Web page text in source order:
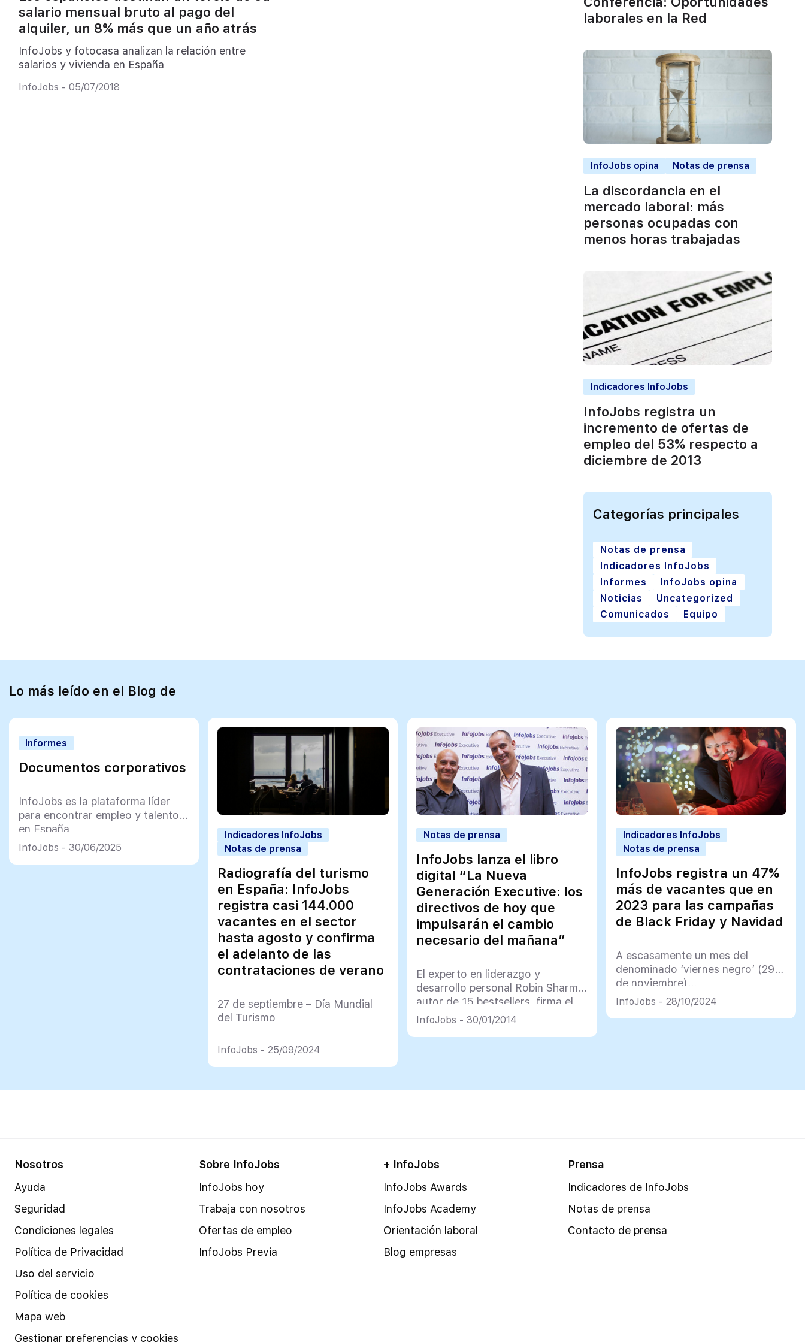
salario mensual bruto al pago del
alquiler, un 8% más que un año atrás
InfoJobs y fotocasa analizan la relación entre
salarios y vivienda en España
InfoJobs - 05/07/2018
laborales en la Red
InfoJobs opina Notas de prensa
La discordancia en el
mercado laboral: más
personas ocupadas con
menos horas trabajadas
Indicadores InfoJobs
InfoJobs registra un
incremento de ofertas de
empleo del 53% respecto a
diciembre de 2013
Categorías principales
Notas de prensa
Indicadores InfoJobs
Informes
InfoJobs opina
Noticias
Uncategorized
Comunicados
Equipo
Lo más leído en el Blog de
Informes
Documentos corporativos
InfoJobs es la plataforma líder
para encontrar empleo y talento
en España
InfoJobs - 30/06/2025
Indicadores InfoJobs
Notas de prensa
Radiografía del turismo
en España: InfoJobs
registra casi 144.000
vacantes en el sector
hasta agosto y confirma
el adelanto de las
contrataciones de verano
27 de septiembre – Día Mundial
del Turismo
InfoJobs - 25/09/2024
Notas de prensa
InfoJobs lanza el libro
digital “La Nueva
Generación Executive: los
directivos de hoy que
impulsarán el cambio
necesario del mañana”
El experto en liderazgo y
desarrollo personal Robin Sharma,
autor de 15 bestsellers, firma el
prólogo “El líder sin cargo”
InfoJobs - 30/01/2014
Indicadores InfoJobs
Notas de prensa
InfoJobs registra un 47%
más de vacantes que en
2023 para las campañas
de Black Friday y Navidad
A escasamente un mes del
denominado ‘viernes negro’ (29
de noviembre)…
InfoJobs - 28/10/2024
Nosotros
Ayuda
Seguridad
Condiciones legales
Política de Privacidad
Uso del servicio
Política de cookies
Mapa web
Gestionar preferencias y cookies
Sobre InfoJobs
InfoJobs hoy
Trabaja con nosotros
Ofertas de empleo
InfoJobs Previa
+ InfoJobs
InfoJobs Awards
InfoJobs Academy
Orientación laboral
Blog empresas
Prensa
Indicadores de InfoJobs
Notas de prensa
Contacto de prensa